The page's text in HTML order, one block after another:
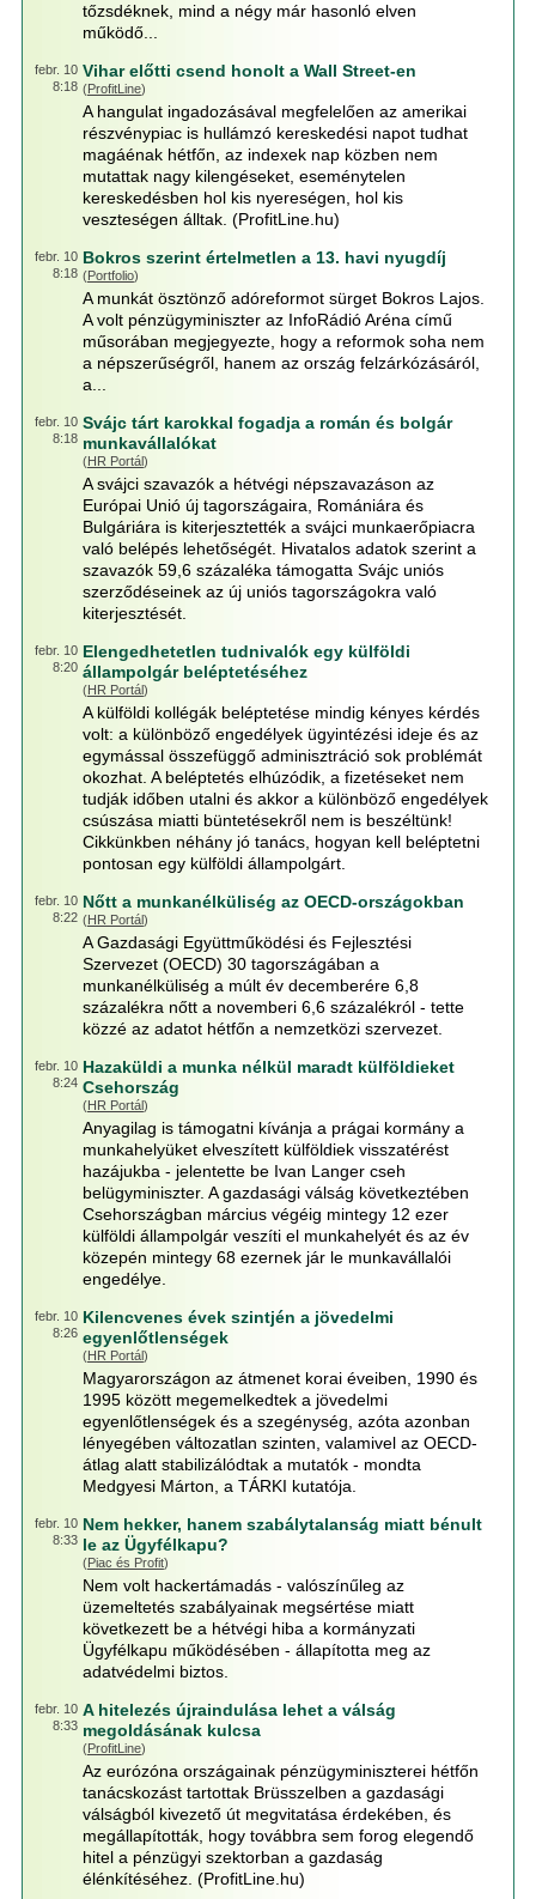
tőzsdéknek, mind a négy már hasonló elven
működő...
febr. 10
8:18
Vihar előtti csend honolt a Wall Street-en
(ProfitLine)
A hangulat ingadozásával megfelelően az amerikai
részvénypiac is hullámzó kereskedési napot tudhat
magáénak hétfőn, az indexek nap közben nem
mutattak nagy kilengéseket, eseménytelen
kereskedésben hol kis nyereségen, hol kis
veszteségen álltak. (ProfitLine.hu)
febr. 10
8:18
Bokros szerint értelmetlen a 13. havi nyugdíj
(Portfolio)
A munkát ösztönző adóreformot sürget Bokros Lajos.
A volt pénzügyminiszter az InfoRádió Aréna című
műsorában megjegyezte, hogy a reformok soha nem
a népszerűségről, hanem az ország felzárkózásáról,
a...
febr. 10
8:18
Svájc tárt karokkal fogadja a román és bolgár
munkavállalókat
(HR Portál)
A svájci szavazók a hétvégi népszavazáson az
Európai Unió új tagországaira, Romániára és
Bulgáriára is kiterjesztették a svájci munkaerőpiacra
való belépés lehetőségét. Hivatalos adatok szerint a
szavazók 59,6 százaléka támogatta Svájc uniós
szerződéseinek az új uniós tagországokra való
kiterjesztését.
febr. 10
8:20
Elengedhetetlen tudnivalók egy külföldi
állampolgár beléptetéséhez
(HR Portál)
A külföldi kollégák beléptetése mindig kényes kérdés
volt: a különböző engedélyek ügyintézési ideje és az
egymással összefüggő adminisztráció sok problémát
okozhat. A beléptetés elhúzódik, a fizetéseket nem
tudják időben utalni és akkor a különböző engedélyek
csúszása miatti büntetésekről nem is beszéltünk!
Cikkünkben néhány jó tanács, hogyan kell beléptetni
pontosan egy külföldi állampolgárt.
febr. 10
8:22
Nőtt a munkanélküliség az OECD-országokban
(HR Portál)
A Gazdasági Együttműködési és Fejlesztési
Szervezet (OECD) 30 tagországában a
munkanélküliség a múlt év decemberére 6,8
százalékra nőtt a novemberi 6,6 százalékról - tette
közzé az adatot hétfőn a nemzetközi szervezet.
febr. 10
8:24
Hazaküldi a munka nélkül maradt külföldieket
Csehország
(HR Portál)
Anyagilag is támogatni kívánja a prágai kormány a
munkahelyüket elveszített külföldiek visszatérést
hazájukba - jelentette be Ivan Langer cseh
belügyminiszter. A gazdasági válság következtében
Csehországban március végéig mintegy 12 ezer
külföldi állampolgár veszíti el munkahelyét és az év
közepén mintegy 68 ezernek jár le munkavállalói
engedélye.
febr. 10
8:26
Kilencvenes évek szintjén a jövedelmi
egyenlőtlenségek
(HR Portál)
Magyarországon az átmenet korai éveiben, 1990 és
1995 között megemelkedtek a jövedelmi
egyenlőtlenségek és a szegénység, azóta azonban
lényegében változatlan szinten, valamivel az OECD-
átlag alatt stabilizálódtak a mutatók - mondta
Medgyesi Márton, a TÁRKI kutatója.
febr. 10
8:33
Nem hekker, hanem szabálytalanság miatt bénult
le az Ügyfélkapu?
(Piac és Profit)
Nem volt hackertámadás - valószínűleg az
üzemeltetés szabályainak megsértése miatt
következett be a hétvégi hiba a kormányzati
Ügyfélkapu működésében - állapította meg az
adatvédelmi biztos.
febr. 10
8:33
A hitelezés újraindulása lehet a válság
megoldásának kulcsa
(ProfitLine)
Az eurózóna országainak pénzügyminiszterei hétfőn
tanácskozást tartottak Brüsszelben a gazdasági
válságból kivezető út megvitatása érdekében, és
megállapították, hogy továbbra sem forog elegendő
hitel a pénzügyi szektorban a gazdaság
élénkítéséhez. (ProfitLine.hu)